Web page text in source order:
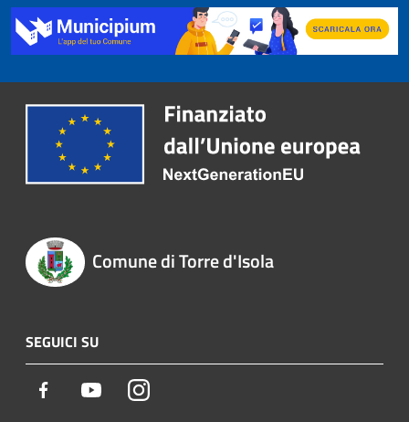
Comune di Torre d'Isola
SEGUICI SU
Facebook YoutubeInstagram